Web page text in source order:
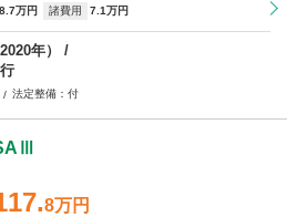
.7万円 諸費用 7 .1万円
年）
法定整備 付
8万円